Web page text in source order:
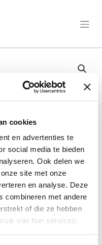
cookies
en advertenties te
social media te bieden
Ook delen we
site met onze
en analyse. Deze
combineren met andere
of die ze hebben
van hun services.
diam.8 pour tuyau